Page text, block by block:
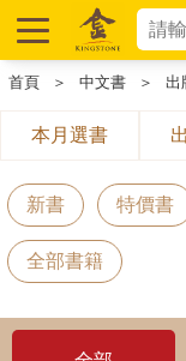
首頁 ＞ 中文書 ＞ 出
本月選書
新書 特價書
全部書籍